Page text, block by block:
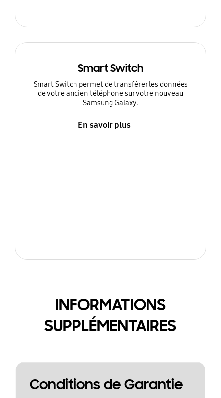
Smart Switch
Smart Switch permet de transférer les données
de votre ancien téléphone sur votre nouveau
Samsung Galaxy.
En savoir plus
INFORMATIONS
SUPPLÉMENTAIRES
Conditions de Garantie